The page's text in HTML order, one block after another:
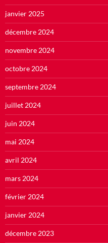
janvier 2025
décembre 2024
novembre 2024
octobre 2024
septembre 2024
juillet 2024
juin 2024
mai 2024
avril 2024
mars 2024
février 2024
janvier 2024
décembre 2023